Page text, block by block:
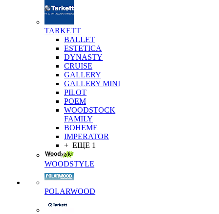
TARKETT
BALLET
ESTETICA
DYNASTY
CRUISE
GALLERY
GALLERY MINI
PILOT
POEM
WOODSTOCK
FAMILY
BOHEME
IMPERATOR
+ ЕЩЕ 1
WOODSTYLE
POLARWOOD